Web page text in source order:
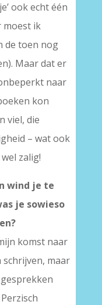
ook echt één
moest ik
de toen nog
Maar dat er
naar
kon
viel, die
– wat ook
zalig!
wind je te
je sowieso
komst naar
maar